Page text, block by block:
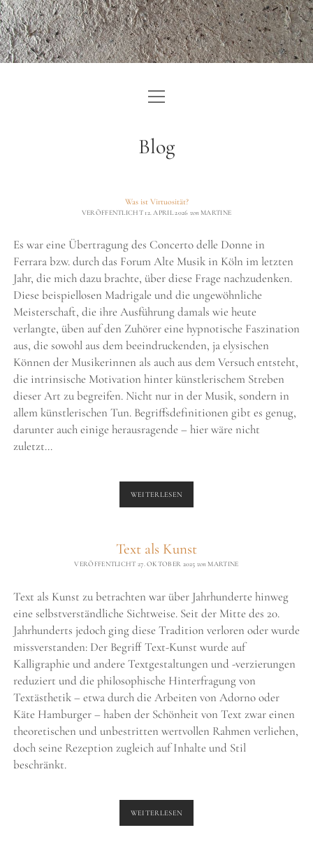
ZURÜCK ZU KUNST:TEXT
ARTIKEL
Menü
öffnen
Blog
Beiträge
Was ist Virtuosität?
VERÖFFENTLICHT 12. APRIL 2026 von MARTINE
Es war eine Übertragung des Concerto delle Donne in
Ferrara bzw. durch das Forum Alte Musik in Köln im letzten
Jahr, die mich dazu brachte, über diese Frage nachzudenken.
Diese beispiellosen Madrigale und die ungewöhnliche
Meisterschaft, die ihre Ausführung damals wie heute
verlangte, üben auf den Zuhörer eine hypnotische Faszination
aus, die sowohl aus dem beeindruckenden, ja elysischen
Können der Musikerinnen als auch aus dem Versuch entsteht,
die intrinsische Motivation hinter künstlerischem Streben
dieser Art zu begreifen. Nicht nur in der Musik, sondern in
allem künstlerischen Tun. Begriffsdefinitionen gibt es genug,
darunter auch einige herausragende – hier wäre nicht
zuletzt…
WEITERLESEN
IST
Text als Kunst
VERÖFFENTLICHT 27. OKTOBER 2025von MARTINE
Text als Kunst zu betrachten war über Jahrhunderte hinweg
eine selbstverständliche Sichtweise. Seit der Mitte des 20.
Jahrhunderts jedoch ging diese Tradition verloren oder wurde
missverstanden: Der Begriff Text-Kunst wurde auf
Kalligraphie und andere Textgestaltungen und -verzierungen
reduziert und die philosophische Hinterfragung von
Textästhetik – etwa durch die Arbeiten von Adorno oder
Käte Hamburger – haben der Schönheit von Text zwar einen
theoretischen und unbestritten wertvollen Rahmen verliehen,
doch seine Rezeption zugleich auf Inhalte und Stil
beschränkt.
WEITERLESEN
ALS